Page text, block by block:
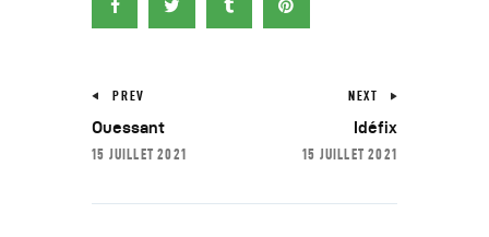
PREV
Ouessant
15 JUILLET 2021
NEXT
Idéfix
15 JUILLET 2021